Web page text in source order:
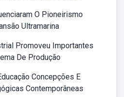
O Pioneirismo
Ultramarina
Promoveu Importantes
De Produção
Concepções E
Contemporâneas